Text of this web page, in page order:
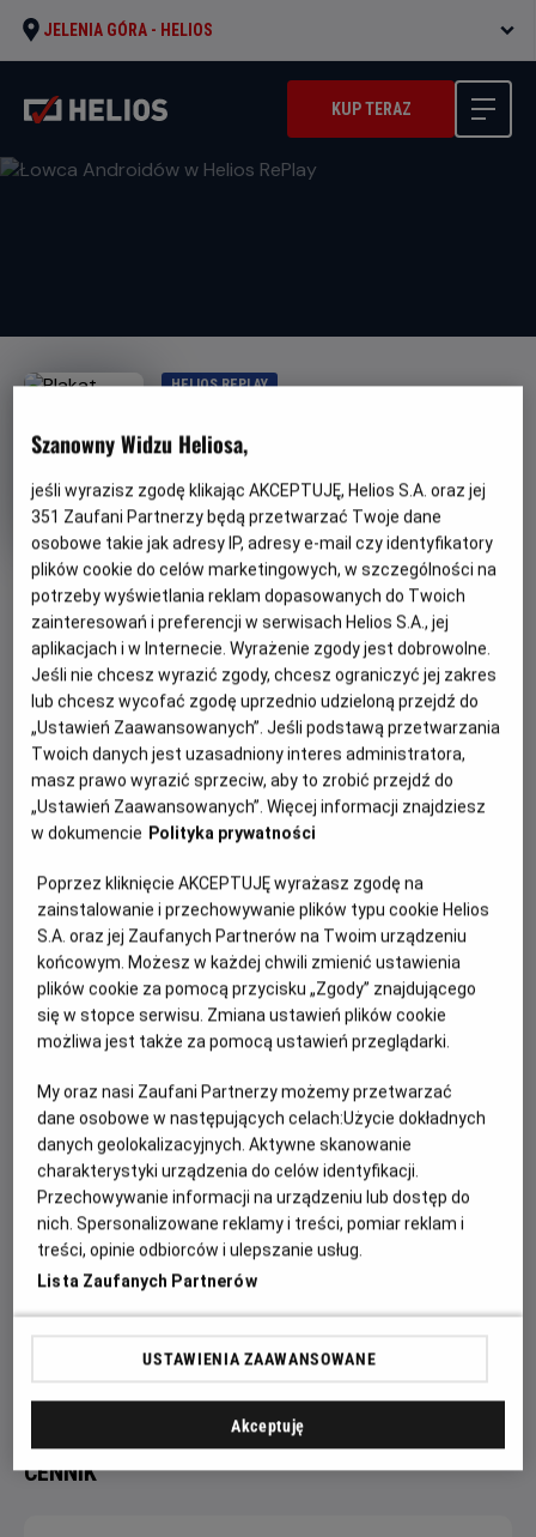
JELENIA GÓRA - HELIOS
KUP TERAZ
HELIOS REPLAY
OBSERWUJ
Łowca Androidów w Helios
RePlay
Oryginalny
tytuł
Blade Runner Gatunek
Science fiction
Minimalny
Od 13
lat
Czas
trwania
128 min
REŻYSERIA
Ridley Scott
SCENARIUSZ
David Webb Peoples,
Hampton Fancher
OBSADA
Edward James Olmos, Harrison Ford, Rutger Hauer, Sean
Young
WIĘCEJ SZCZEGÓŁÓW
GODZINY SEANSÓW
SOBOTA, 8 SIERPNIA 2026
SOBOTA,
8
2026
15:00
2D, napisy
OPIS WYDARZENIA
Tytułowy łowca androidów (HARRISON FORD) jest
zadanie unieszkodliwienia tak zwanych replikantów - czyli
rodzaju robotów przygotowanych do działania na obcych
planetach.
Rzecz dzieje się w scenerii ogromnej metropolii Los
Angeles. W wyniku błędu konstrukcyjnego roboty wywołały
rebelię. Dochodzi do nieubłaganego polowania na ponurych
ulicach miasta. Łowcy androidów udaje się kolejno odnaleźć
myślącymi stworzeniami o rysach ludzkich, a jeden z nich
ratuje policjantowi życie.
CENNIK
Szanowny Widzu Heliosa,
jeśli wyrazisz zgodę klikając AKCEPTUJĘ, Helios S.A. oraz jej
351 Zaufani Partnerzy będą przetwarzać Twoje dane
osobowe takie jak adresy IP, adresy e-mail czy identyfikatory
plików cookie do celów marketingowych, w szczególności na
potrzeby wyświetlania reklam dopasowanych do Twoich
zainteresowań i preferencji w serwisach Helios S.A., jej
aplikacjach i w Internecie. Wyrażenie zgody jest dobrowolne.
Jeśli nie chcesz wyrazić zgody, chcesz ograniczyć jej zakres
lub chcesz wycofać zgodę uprzednio udzieloną przejdź do
„Ustawień Zaawansowanych”. Jeśli podstawą przetwarzania
Twoich danych jest uzasadniony interes administratora,
masz prawo wyrazić sprzeciw, aby to zrobić przejdź do
„Ustawień Zaawansowanych”. Więcej informacji znajdziesz
w dokumencie Polityka prywatności
Poprzez kliknięcie AKCEPTUJĘ wyrażasz zgodę na
zainstalowanie i przechowywanie plików typu cookie Helios
S.A. oraz jej Zaufanych Partnerów na Twoim urządzeniu
końcowym. Możesz w każdej chwili zmienić ustawienia
plików cookie za pomocą przycisku „Zgody” znajdującego
się w stopce serwisu. Zmiana ustawień plików cookie
możliwa jest także za pomocą ustawień przeglądarki.
My oraz nasi Zaufani Partnerzy możemy przetwarzać
dane osobowe w następujących celach:Użycie dokładnych
danych geolokalizacyjnych. Aktywne skanowanie
charakterystyki urządzenia do celów identyfikacji.
Przechowywanie informacji na urządzeniu lub dostęp do
nich. Spersonalizowane reklamy i treści, pomiar reklam i
treści, opinie odbiorców i ulepszanie usług.
Lista Zaufanych Partnerów
USTAWIENIA ZAAWANSOWANE
Akceptuję